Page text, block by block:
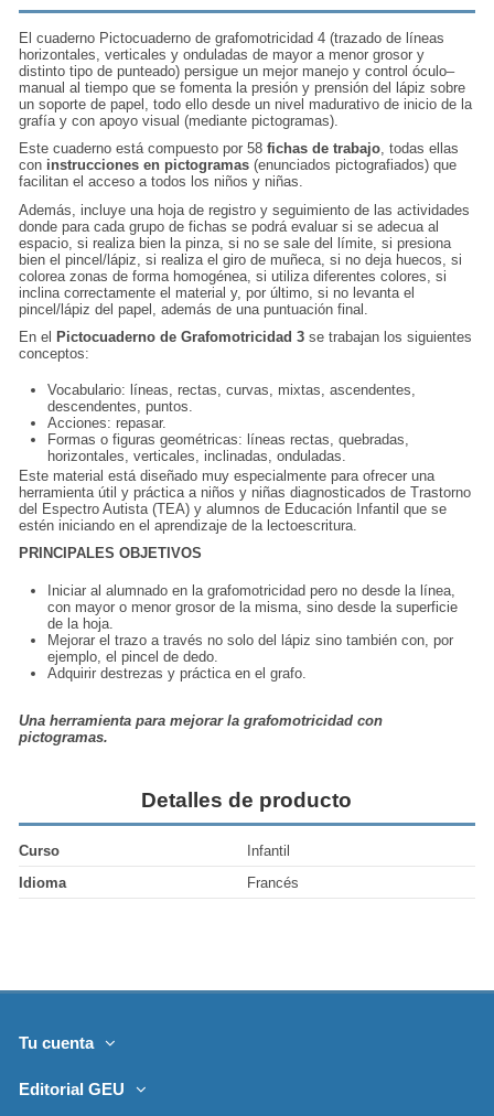
El cuaderno Pictocuaderno de grafomotricidad 4 (trazado de líneas
horizontales, verticales y onduladas de mayor a menor grosor y
distinto tipo de punteado) persigue un mejor manejo y control óculo–
manual al tiempo que se fomenta la presión y prensión del lápiz sobre
un soporte de papel, todo ello desde un nivel madurativo de inicio de la
grafía y con apoyo visual (mediante pictogramas).
Este cuaderno está compuesto por 58 fichas de trabajo, todas ellas
con instrucciones en pictogramas (enunciados pictografiados) que
facilitan el acceso a todos los niños y niñas.
Además, incluye una hoja de registro y seguimiento de las actividades
donde para cada grupo de fichas se podrá evaluar si se adecua al
espacio, si realiza bien la pinza, si no se sale del límite, si presiona
bien el pincel/lápiz, si realiza el giro de muñeca, si no deja huecos, si
colorea zonas de forma homogénea, si utiliza diferentes colores, si
inclina correctamente el material y, por último, si no levanta el
pincel/lápiz del papel, además de una puntuación final.
En el Pictocuaderno de Grafomotricidad 3 se trabajan los siguientes
conceptos:
Vocabulario: líneas, rectas, curvas, mixtas, ascendentes,
descendentes, puntos.
Acciones: repasar.
Formas o figuras geométricas: líneas rectas, quebradas,
horizontales, verticales, inclinadas, onduladas.
Este material está diseñado muy especialmente para ofrecer una
herramienta útil y práctica a niños y niñas diagnosticados de Trastorno
del Espectro Autista (TEA) y alumnos de Educación Infantil que se
estén iniciando en el aprendizaje de la lectoescritura.
PRINCIPALES OBJETIVOS
Iniciar al alumnado en la grafomotricidad pero no desde la línea,
con mayor o menor grosor de la misma, sino desde la superficie
de la hoja.
Mejorar el trazo a través no solo del lápiz sino también con, por
ejemplo, el pincel de dedo.
Adquirir destrezas y práctica en el grafo.
Una herramienta para mejorar la grafomotricidad con
pictogramas.
Detalles de producto
Curso
Infantil
Idioma
Francés
Tu cuenta
Editorial GEU